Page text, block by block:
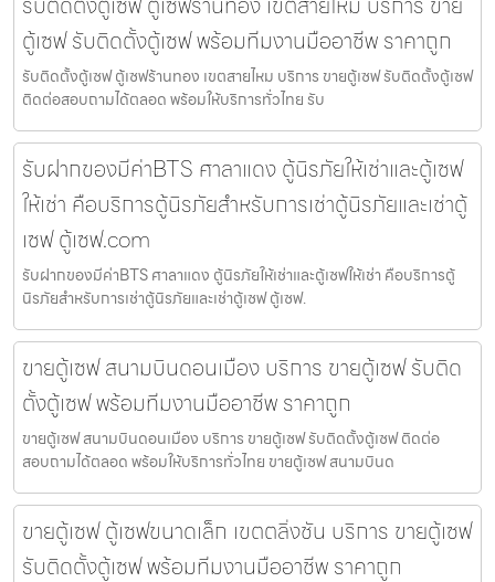
ตู้เซฟ รับติดตั้งตู้เซฟ พร้อมทีมงานมืออาชีพ ราคาถูก
รับติดตั้งตู้เซฟ ตู้เซฟร้านทอง เขตสายไหม บริการ ขายตู้เซฟ รับติดตั้งตู้เซฟ
ติดต่อสอบถามได้ตลอด พร้อมให้บริการทั่วไทย รับ
รับฝากของมีค่าBTS ศาลาแดง ตู้นิรภัยให้เช่าและตู้เซฟ
ให้เช่า คือบริการตู้นิรภัยสำหรับการเช่าตู้นิรภัยและเช่าตู้
เซฟ ตู้เซฟ.com
รับฝากของมีค่าBTS ศาลาแดง ตู้นิรภัยให้เช่าและตู้เซฟให้เช่า คือบริการตู้
นิรภัยสำหรับการเช่าตู้นิรภัยและเช่าตู้เซฟ ตู้เซฟ.
ขายตู้เซฟ สนามบินดอนเมือง บริการ ขายตู้เซฟ รับติด
ตั้งตู้เซฟ พร้อมทีมงานมืออาชีพ ราคาถูก
ขายตู้เซฟ สนามบินดอนเมือง บริการ ขายตู้เซฟ รับติดตั้งตู้เซฟ ติดต่อ
สอบถามได้ตลอด พร้อมให้บริการทั่วไทย ขายตู้เซฟ สนามบินด
ขายตู้เซฟ ตู้เซฟขนาดเล็ก เขตตลิ่งชัน บริการ ขายตู้เซฟ
รับติดตั้งตู้เซฟ พร้อมทีมงานมืออาชีพ ราคาถูก